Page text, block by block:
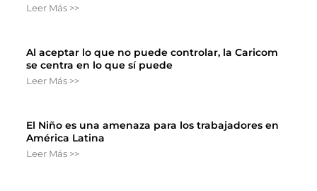
Leer Más >>
Al aceptar lo que no puede controlar, la Caricom
se centra en lo que sí puede
Leer Más >>
El Niño es una amenaza para los trabajadores en
América Latina
Leer Más >>